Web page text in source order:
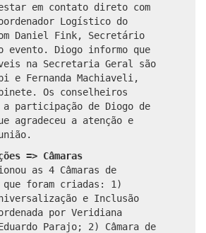
estar em contato direto com
Logístico do
Daniel Fink, Secretário
evento. Diogo informo que
na Secretaria Geral são
e Fernanda Machiaveli,
Os conselheiros
a participação de Diogo de
agradeceu a atenção e
=> Câmaras
as 4 Câmaras de
foram criadas: 1)
e Inclusão
por Veridiana
Parajo; 2) Câmara de